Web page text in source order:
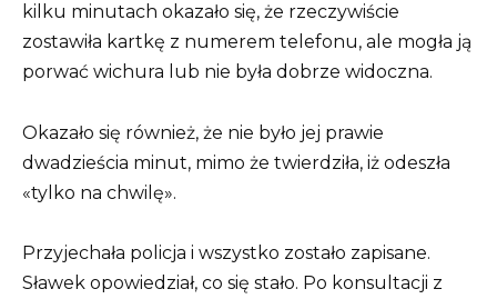
kilku minutach okazało się, że rzeczywiście
zostawiła kartkę z numerem telefonu, ale mogła ją
porwać wichura lub nie była dobrze widoczna.
Okazało się również, że nie było jej prawie
dwadzieścia minut, mimo że twierdziła, iż odeszła
«tylko na chwilę».
Przyjechała policja i wszystko zostało zapisane.
Sławek opowiedział, co się stało. Po konsultacji z